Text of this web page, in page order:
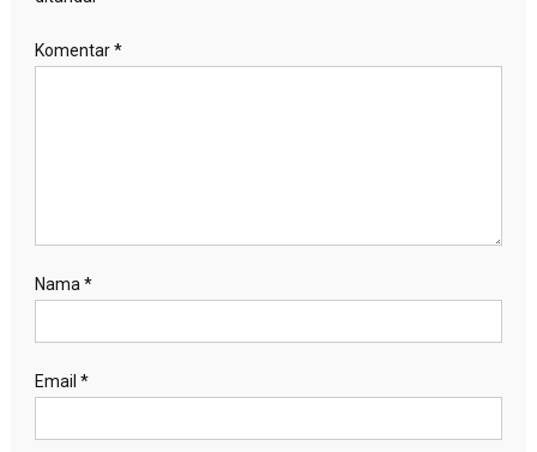
Komentar*
Nama *
Email *